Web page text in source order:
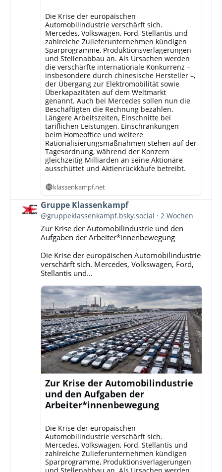
Die Krise der europäischen
Automobilindustrie verschärft sich.
Mercedes, Volkswagen, Ford, Stellantis und
zahlreiche Zulieferunternehmen kündigen
Sparprogramme, Produktionsverlagerungen
und Stellenabbau an. Als Ursachen werden
die verschärfte internationale Konkurrenz –
insbesondere durch chinesische Hersteller –,
der Übergang zur Elektromobilität sowie
Überkapazitäten auf dem Weltmarkt
genannt. Auch bei Mercedes sollen nun die
Beschäftigten die Rechnung bezahlen.
Längere Arbeitszeiten, Einschnitte bei
tariflichen Leistungen, Einschränkungen
beim Homeoffice und weitere
Rationalisierungsmaßnahmen stehen auf der
Tagesordnung, während der Konzern
gleichzeitig Milliarden an seine Aktionäre
ausschüttet und Aktienrückkäufe betreibt.
klassenkampf.net
Beitrag
von
Gruppe
Klassenkampf
Bluesky
ansehen
Gruppe Klassenkampf
@gruppeklassenkampf.bsky.social 2 Wochen
Zur Krise der Automobilindustrie und den
Aufgaben der Arbeiter*innenbewegung
Die Krise der europäischen Automobilindustrie
verschärft sich. Mercedes, Volkswagen, Ford,
Stellantis und...
Zur Krise der Automobilindustrie
und den Aufgaben der
Arbeiter*innenbewegung
Die Krise der europäischen
Automobilindustrie verschärft sich.
Mercedes, Volkswagen, Ford, Stellantis und
zahlreiche Zulieferunternehmen kündigen
Sparprogramme, Produktionsverlagerungen